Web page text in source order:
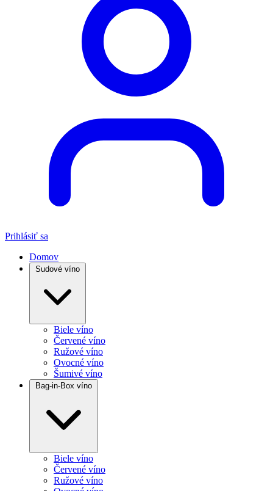
Prihlásiť sa
Domov
Sudové víno
Biele víno
Červené víno
Ružové víno
Ovocné víno
Šumivé víno
Bag-in-Box víno
Biele víno
Červené víno
Ružové víno